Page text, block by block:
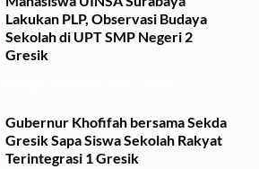
Lakukan PLP, Observasi Budaya
Sekolah di UPT SMP Negeri 2
Gresik
Gubernur Khofifah bersama Sekda
Gresik Sapa Siswa Sekolah Rakyat
Terintegrasi 1 Gresik